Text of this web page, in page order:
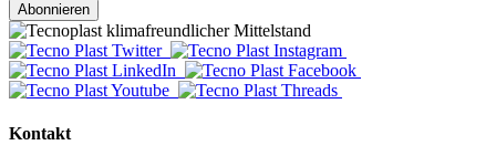
Abonnieren
Kontakt